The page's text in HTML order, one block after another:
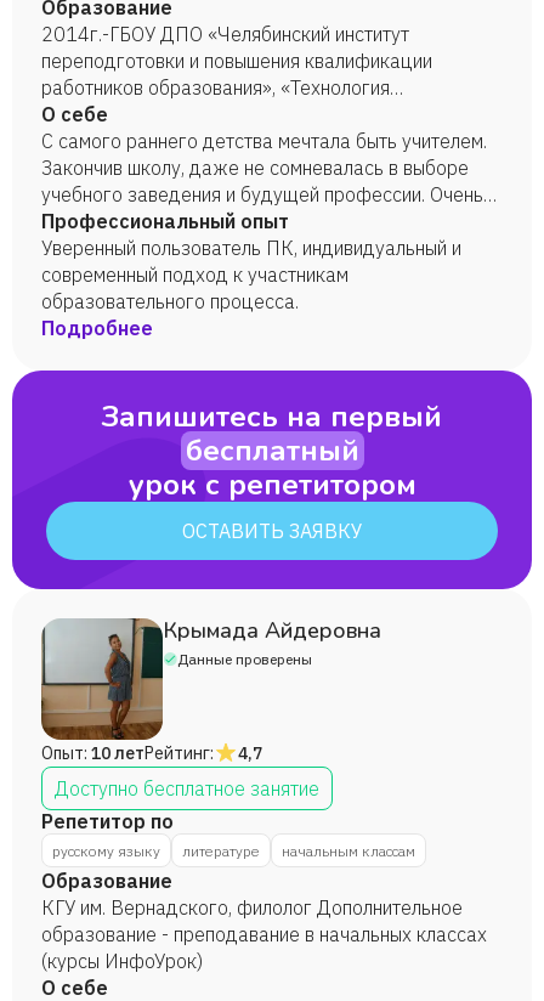
Образование
2014г.-ГБОУ ДПО «Челябинский институт
переподготовки и повышения квалификации
работников образования», «Технология
развивающего обучения в начальной школе» ·
2015г. – Алтайский краевой институт повышения
квалификации работников образования, г. Барнаул,
«Применение современных технологий в
государственно-общественном управлении
качеством образования» · 2016г. – «Челябинский
государственный педагогический университет»,
Психолого-педагогическое образование · 2018г. -
ГБОУ ДПО «Челябинский институт переподготовки
оценочных материалов для диагностики уровня
индивидуальных достижений младших школьников»
О себе
С самого раннего детства мечтала быть учителем.
Закончив школу, даже не сомневалась в выборе
учебного заведения и будущей профессии. Очень
люблю свою работу, нет опыта преподавания
онлайн, но очень хочу научиться.
Профессиональный опыт
Уверенный пользователь ПК, индивидуальный и
современный подход к участникам
образовательного процесса.
Подробнее
Запишитесь на первый
бесплатный
урок с репетитором
ОСТАВИТЬ ЗАЯВКУ
Крымада Айдеровна
Данные проверены
Опыт: 10 летРейтинг: 4,7
Доступно бесплатное занятие
Репетитор по
русскому языку литературе начальным классам
Образование
КГУ им. Вернадского, филолог Дополнительное
образование - преподавание в начальных классах
(курсы ИнфоУрок)
О себе